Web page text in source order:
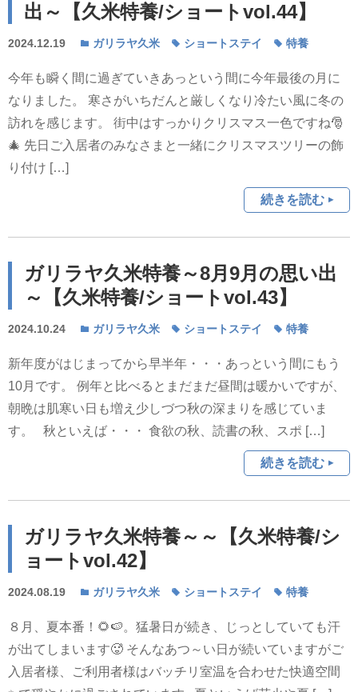
出～【久米特養/ショートvol.44】
2024.12.19 ガリラヤ久米 ショートステイ 特養
今年も瞬く間に過ぎていきあっという間に今年最後の月に
なりました。 寒さがいちだんと厳しくなり冷たい風に冬の
訪れを感じます。 街中はすっかりクリスマス一色ですね🎅
🎄 先日ご入居者のみなさまと一緒にクリスマスツリーの飾
り付け […]
続きを読む
ガリラヤ久米特養～8月9月の思い出
～【久米特養/ショートvol.43】
2024.10.24 ガリラヤ久米 ショートステイ 特養
新年度がはじまってから早半年・・・あっという間にもう
10月です。 例年と比べるとまだまだ昼間は暖かいですが、
朝晩は肌寒い日も増え少しづつ秋の深まりを感じていま
す。 秋といえば・・・ 食欲の秋、読書の秋、スポ […]
続きを読む
ガリラヤ久米特養～～【久米特養/シ
ョートvol.42】
2024.08.19 ガリラヤ久米 ショートステイ 特養
８月、夏本番！🌻🍉。猛暑日が続き、じっとしていても汗
が出てしまいます🥵 そんなあつ～い日が続いていますがご
入居者様、ご利用者様はバッチリ室温を合わせた快適空間